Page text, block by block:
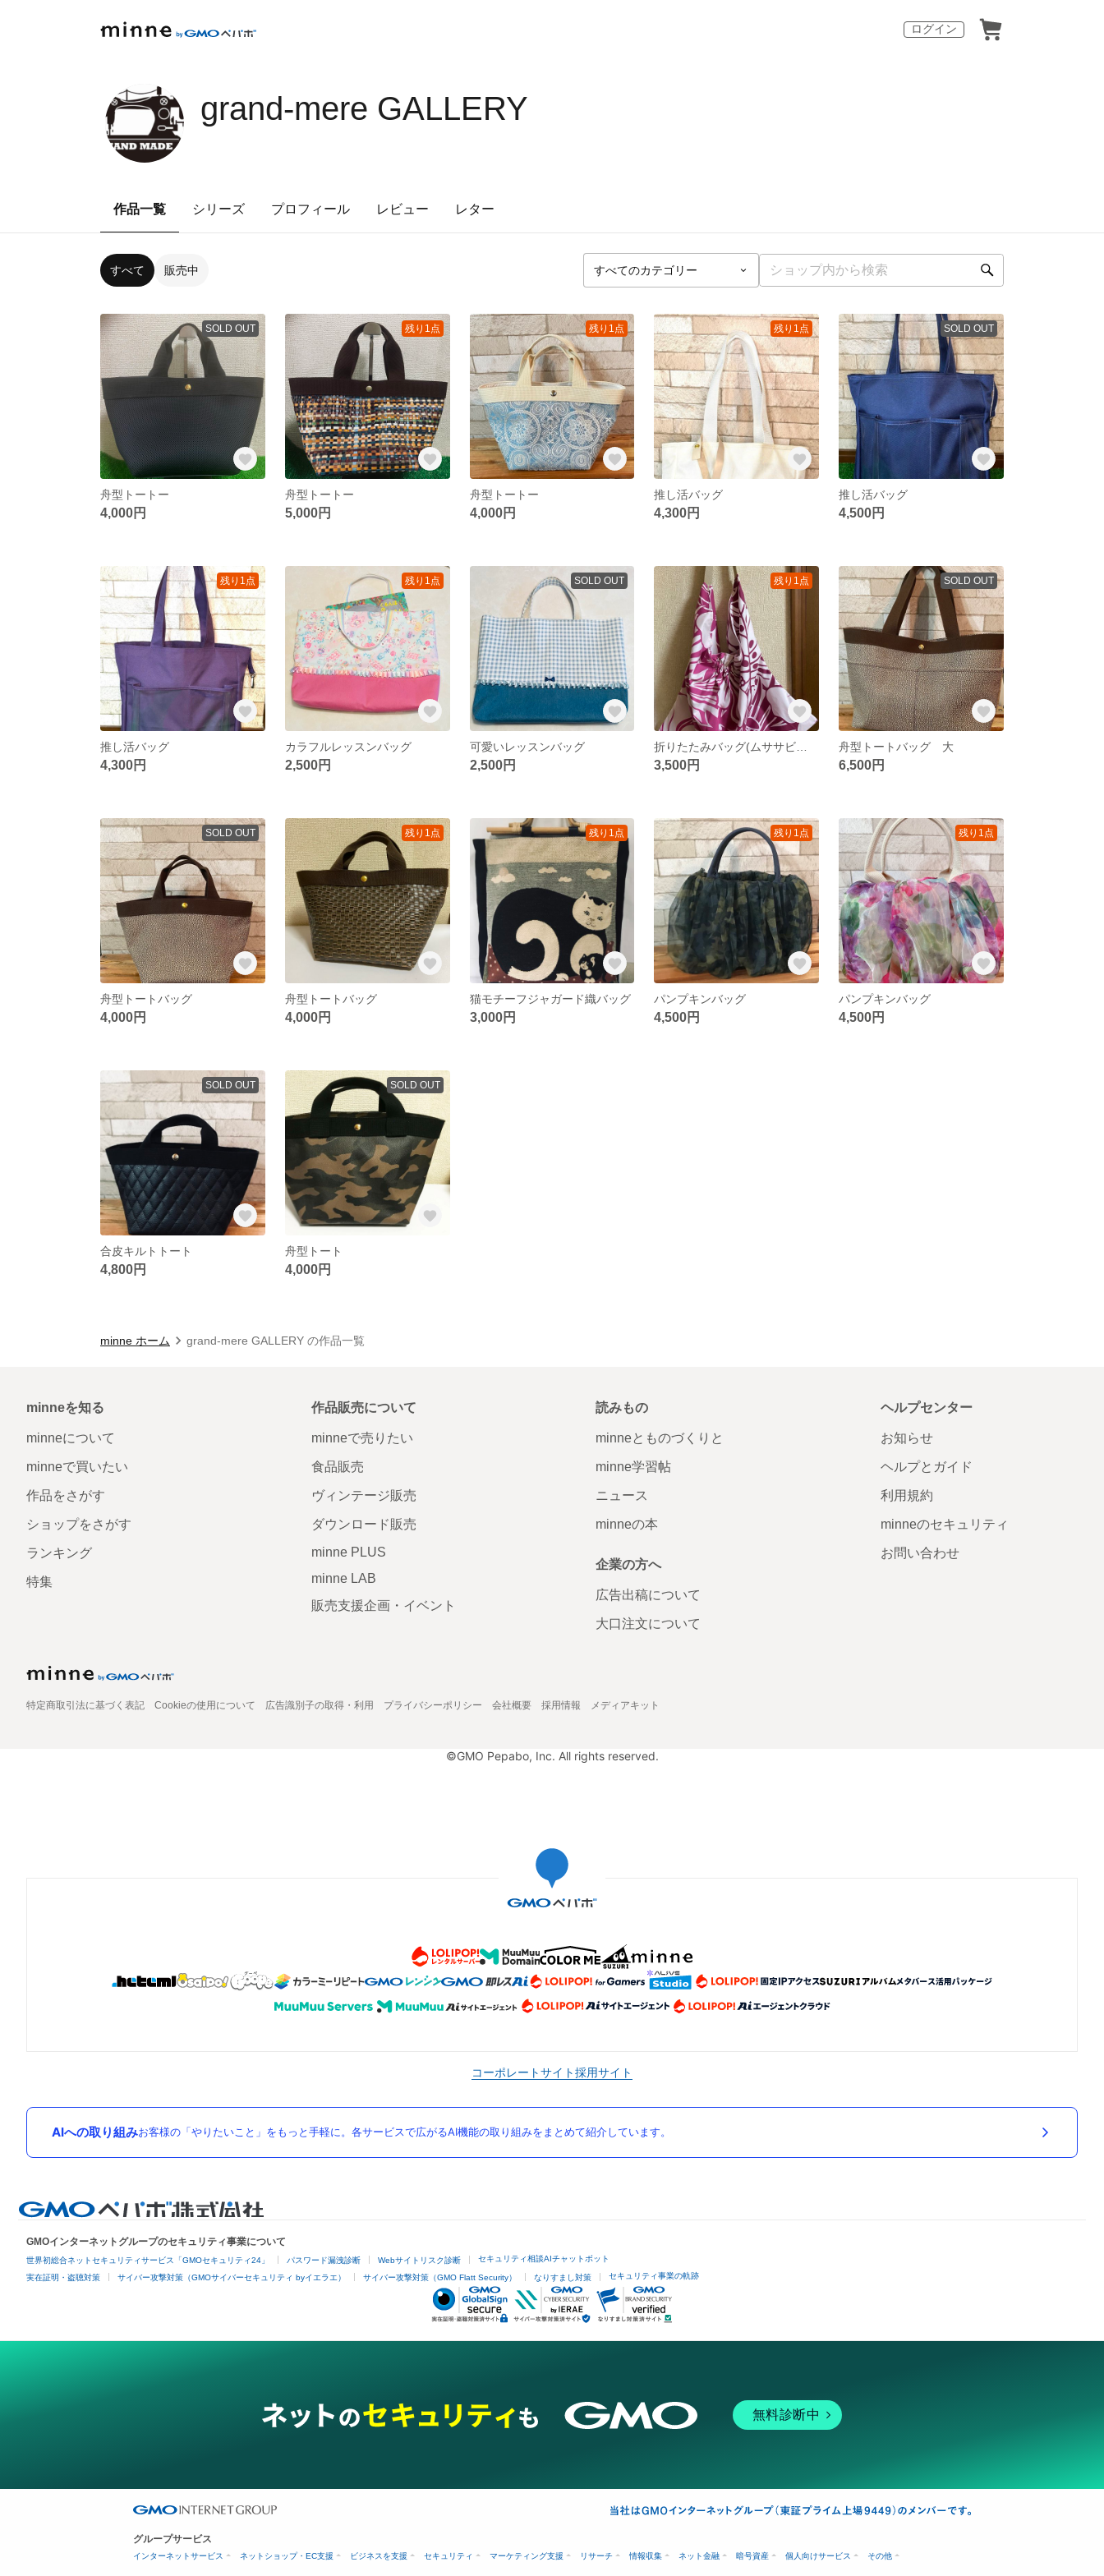
ログイン
grand-mere GALLERY
作品一覧 シリーズ プロフィール レビュー レター
すべて 販売中
SOLD OUT
舟型トートー
4,000円
残り1点
舟型トートー
5,000円
残り1点
舟型トートー
4,000円
残り1点
推し活バッグ
4,300円
SOLD OUT
推し活バッグ
4,500円
残り1点
推し活バッグ
4,300円
残り1点
カラフルレッスンバッグ
2,500円
SOLD OUT
可愛いレッスンバッグ
2,500円
残り1点
3,500円
SOLD OUT
舟型トートバッグ 大
6,500円
SOLD OUT
舟型トートバッグ
4,000円
残り1点
舟型トートバッグ
4,000円
残り1点
猫モチーフジャガード織バッグ
3,000円
残り1点
パンプキンバッグ
4,500円
残り1点
パンプキンバッグ
4,500円
SOLD OUT
合皮キルトトート
4,800円
SOLD OUT
舟型トート
4,000円
minne ホーム grand-mere GALLERY の作品一覧
minneを知る
minneについて
minneで買いたい
作品をさがす
ショップをさがす
ランキング
特集
作品販売について
minneで売りたい
食品販売
ヴィンテージ販売
ダウンロード販売
minne PLUS
minne LAB
販売支援企画・イベント
読みもの
minneとものづくりと
minne学習帖
ニュース
minneの本
企業の方へ
広告出稿について
大口注文について
ヘルプセンター
お知らせ
ヘルプとガイド
利用規約
minneのセキュリティ
お問い合わせ
特定商取引法に基づく表記 Cookieの使用について 広告識別子の取得・利用 プライバシーポリシー 会社概要 採用情報 メディアキット
©GMO Pepabo, Inc. All rights reserved.
コーポレートサイト採用サイト
AIへの取り組みお客様の「やりたいこと」をもっと手軽に。各サービスで広がるAI機能の取り組みをまとめて紹介しています。
GMOインターネットグループのセキュリティ事業について
世界初総合ネットセキュリティサービス「GMOセキュリティ24」 パスワード漏洩診断 Webサイトリスク診断 セキュリティ相談AIチャットボット
実在証明・盗聴対策 サイバー攻撃対策（GMOサイバーセキュリティ byイエラエ） サイバー攻撃対策（GMO Flatt Security） なりすまし対策 セキュリティ事業の軌跡
無料診断中
グループサービス
インターネットサービス ネットショップ・EC支援 ビジネスを支援 セキュリティ マーケティング支援 リサーチ 情報収集 ネット金融 暗号資産 個人向けサービス その他